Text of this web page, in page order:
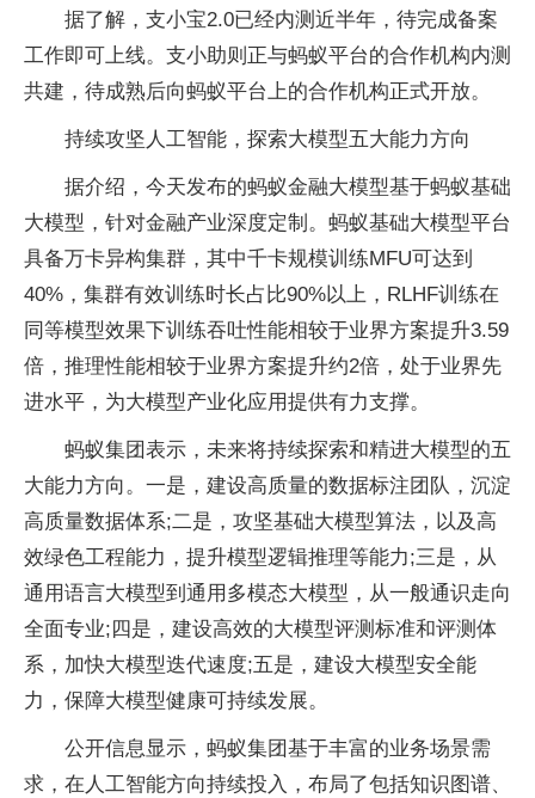
据了解，支小宝2.0已经内测近半年，待完成备案
工作即可上线。支小助则正与蚂蚁平台的合作机构内测
共建，待成熟后向蚂蚁平台上的合作机构正式开放。
持续攻坚人工智能，探索大模型五大能力方向
据介绍，今天发布的蚂蚁金融大模型基于蚂蚁基础
大模型，针对金融产业深度定制。蚂蚁基础大模型平台
具备万卡异构集群，其中千卡规模训练MFU可达到
40%，集群有效训练时长占比90%以上，RLHF训练在
同等模型效果下训练吞吐性能相较于业界方案提升3.59
倍，推理性能相较于业界方案提升约2倍，处于业界先
进水平，为大模型产业化应用提供有力支撑。
蚂蚁集团表示，未来将持续探索和精进大模型的五
大能力方向。一是，建设高质量的数据标注团队，沉淀
高质量数据体系;二是，攻坚基础大模型算法，以及高
效绿色工程能力，提升模型逻辑推理等能力;三是，从
通用语言大模型到通用多模态大模型，从一般通识走向
全面专业;四是，建设高效的大模型评测标准和评测体
系，加快大模型迭代速度;五是，建设大模型安全能
力，保障大模型健康可持续发展。
公开信息显示，蚂蚁集团基于丰富的业务场景需
求，在人工智能方向持续投入，布局了包括知识图谱、